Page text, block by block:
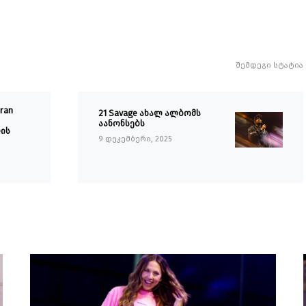
შემდეგი სტატია
21 Savage ახალ ალბომს
აანონსებს
9 დეკემბერი, 2025